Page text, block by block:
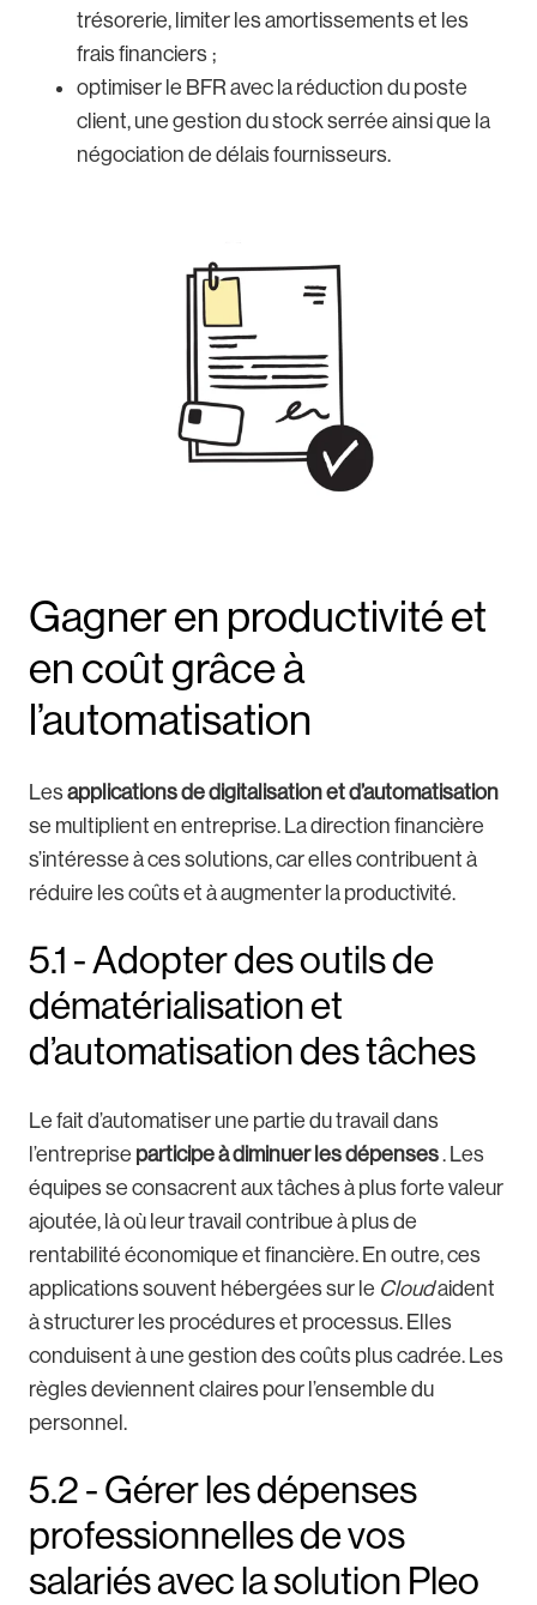
trésorerie, limiter les amortissements et les
frais financiers ;
optimiser le BFR avec la réduction du poste
client, une gestion du stock serrée ainsi que la
négociation de délais fournisseurs.
Gagner en productivité et
en coût grâce à
l’automatisation
Les applications de digitalisation et d’automatisation
se multiplient en entreprise. La direction financière
s’intéresse à ces solutions, car elles contribuent à
réduire les coûts et à augmenter la productivité.
5.1 - Adopter des outils de
dématérialisation et
d’automatisation des tâches
Le fait d’automatiser une partie du travail dans
l’entreprise participe à diminuer les dépenses. Les
équipes se consacrent aux tâches à plus forte valeur
ajoutée, là où leur travail contribue à plus de
rentabilité économique et financière. En outre, ces
applications souvent hébergées sur le Cloudaident
à structurer les procédures et processus. Elles
conduisent à une gestion des coûts plus cadrée. Les
règles deviennent claires pour l’ensemble du
personnel.
5.2 - Gérer les dépenses
professionnelles de vos
salariés avec la solution Pleo